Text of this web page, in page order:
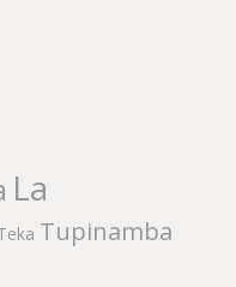
La
Tupinamba